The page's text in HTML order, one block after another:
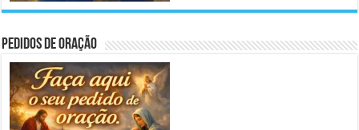
Pedidos de Oração